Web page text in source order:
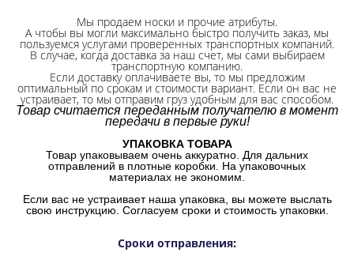
Мы продаем носки и прочие атрибуты.
А чтобы вы могли максимально быстро получить заказ, мы
пользуемся услугами проверенных транспортных компаний.
В случае, когда доставка за наш счет, мы сами выбираем
транспортную компанию.
Если доставку оплачиваете вы, то мы предложим
оптимальный по срокам и стоимости вариант. Если он вас не
устраивает, то мы отправим груз удобным для вас способом.
Товар считается переданным получателю в момент
передачи в первые руки!
УПАКОВКА ТОВАРА
Товар упаковываем очень аккуратно. Для дальних
отправлений в плотные коробки. На упаковочных
материалах не экономим.
Если вас не устраивает наша упаковка, вы можете выслать
свою инструкцию. Согласуем сроки и стоимость упаковки.
Сроки отправления: